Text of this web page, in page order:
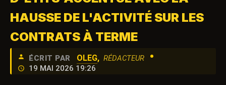
HAUSSE DE L'ACTIVITÉ SUR LES
CONTRATS À TERME
ÉCRIT PAR OLEG, RÉDACTEUR •
19 MAI 2026 19:26